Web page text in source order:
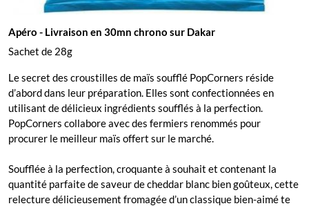
Apéro - Livraison en 30mn chrono sur Dakar
Sachet de 28g
Le secret des croustilles de maïs soufflé PopCorners réside
d’abord dans leur préparation. Elles sont confectionnées en
utilisant de délicieux ingrédients soufflés à la perfection.
PopCorners collabore avec des fermiers renommés pour
procurer le meilleur maïs offert sur le marché.
Soufflée à la perfection, croquante à souhait et contenant la
quantité parfaite de saveur de cheddar blanc bien goûteux, cette
relecture délicieusement fromagée d’un classique bien-aimé te